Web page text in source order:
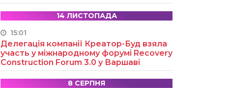
14 ЛИСТОПАДА
15:01
Делегація компанії Креатор-Буд взяла
участь у міжнародному форумі Recovery
Construction Forum 3.0 у Варшаві
8 СЕРПНЯ